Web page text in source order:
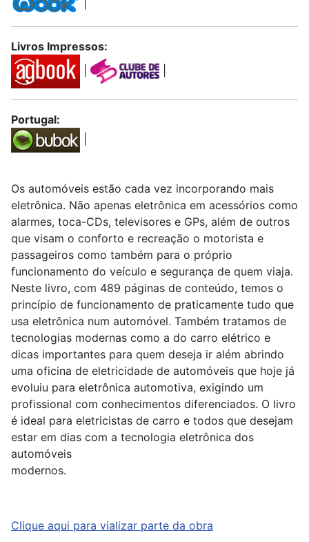
Livros Impressos:
Portugal:
Os automóveis estão cada vez incorporando mais
eletrônica. Não apenas eletrônica em acessórios como
alarmes, toca-CDs, televisores e GPs, além de outros
que visam o conforto e recreação o motorista e
passageiros como também para o próprio
funcionamento do veículo e segurança de quem viaja.
Neste livro, com 489 páginas de conteúdo, temos o
princípio de funcionamento de praticamente tudo que
usa eletrônica num automóvel. Também tratamos de
tecnologias modernas como a do carro elétrico e
dicas importantes para quem deseja ir além abrindo
uma oficina de eletricidade de automóveis que hoje já
evoluiu para eletrônica automotiva, exigindo um
profissional com conhecimentos diferenciados. O livro
é ideal para eletricistas de carro e todos que desejam
estar em dias com a tecnologia eletrônica dos
automóveis
modernos.
Clique aqui para vializar parte da obra